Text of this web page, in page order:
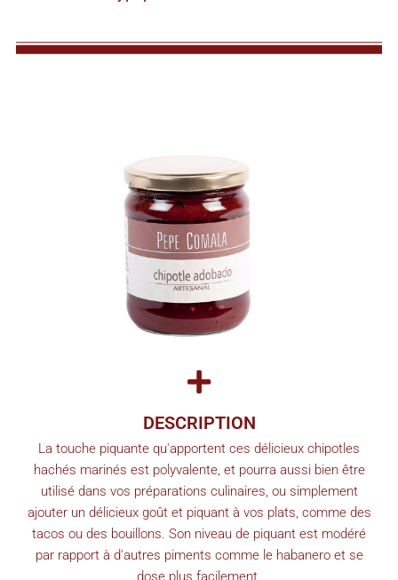
DESCRIPTION
La touche piquante qu'apportent ces délicieux chipotles
hachés marinés est polyvalente, et pourra aussi bien être
utilisé dans vos préparations culinaires, ou simplement
ajouter un délicieux goût et piquant à vos plats, comme des
tacos ou des bouillons. Son niveau de piquant est modéré
par rapport à d'autres piments comme le habanero et se
dose plus facilement.